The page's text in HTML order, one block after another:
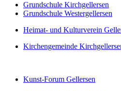
Grundschule Kirchgellersen
Grundschule Westergellersen
Heimat- und Kulturverein
Kirchengemeinde
Kunst-Forum Gellersen